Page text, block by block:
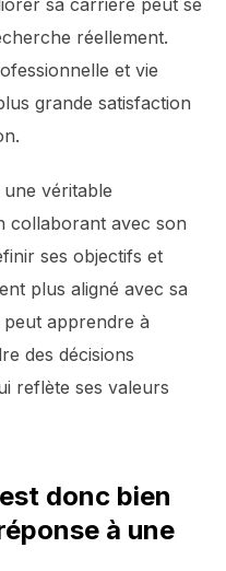
réellement.
et vie
grande satisfaction
véritable
collaborant avec son
ses objectifs et
plus aligné avec sa
apprendre à
des décisions
reflète ses valeurs
donc bien
à une